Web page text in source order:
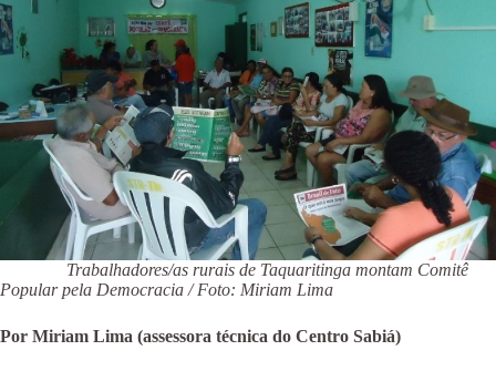
Trabalhadores/as rurais de Taquaritinga montam Comitê
Popular pela Democracia / Foto: Miriam Lima
Por Miriam Lima (assessora técnica do Centro Sabiá)